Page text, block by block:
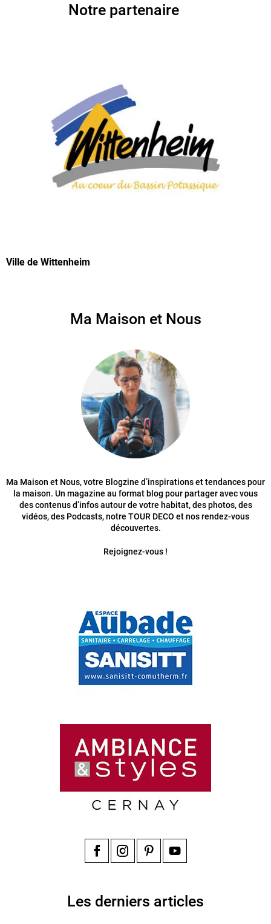
Notre partenaire
Ville de Wittenheim
Ma Maison et Nous
Ma Maison et Nous, votre Blogzine d’inspirations et tendances pour
la maison. Un magazine au format blog pour partager avec vous
des contenus d’infos autour de votre habitat, des photos, des
vidéos, des Podcasts, notre TOUR DECO et nos rendez-vous
découvertes.
Rejoignez-vous !
Les derniers articles